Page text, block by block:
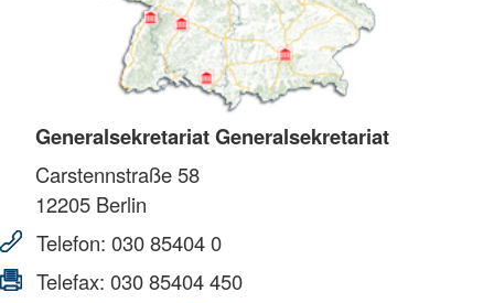
Generalsekretariat Generalsekretariat
Carstennstraße 58
12205 Berlin
Telefon: 030 85404 0
Telefax: 030 85404 450